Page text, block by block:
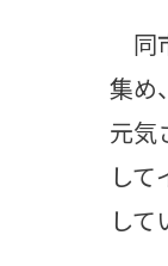
同
集め
元気
し
して